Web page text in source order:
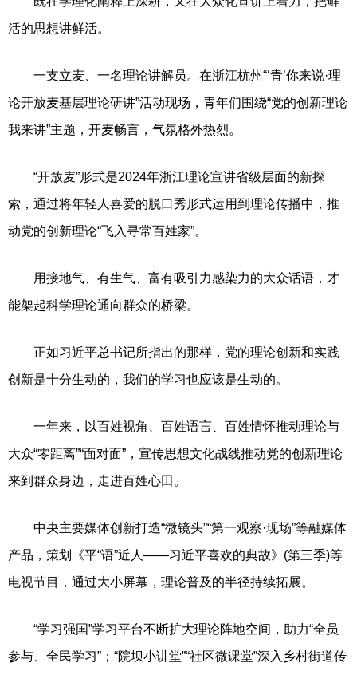
活的思想讲鲜活。
一支立麦、一名理论讲解员。在浙江杭州“‘青’你来说·理
论开放麦基层理论研讲”活动现场，青年们围绕“党的创新理论
我来讲”主题，开麦畅言，气氛格外热烈。
“开放麦”形式是2024年浙江理论宣讲省级层面的新探
索，通过将年轻人喜爱的脱口秀形式运用到理论传播中，推
动党的创新理论“飞入寻常百姓家”。
用接地气、有生气、富有吸引力感染力的大众话语，才
能架起科学理论通向群众的桥梁。
正如习近平总书记所指出的那样，党的理论创新和实践
创新是十分生动的，我们的学习也应该是生动的。
一年来，以百姓视角、百姓语言、百姓情怀推动理论与
大众“零距离”“面对面”，宣传思想文化战线推动党的创新理论
来到群众身边，走进百姓心田。
中央主要媒体创新打造“微镜头”“第一观察·现场”等融媒体
产品，策划《平“语”近人——习近平喜欢的典故》(第三季)等
电视节目，通过大小屏幕，理论普及的半径持续拓展。
“学习强国”学习平台不断扩大理论阵地空间，助力“全员
参与、全民学习”；“院坝小讲堂”“社区微课堂”深入乡村街道传